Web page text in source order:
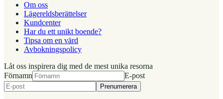
Om oss
Lägereldsberättelser
Kundcenter
Har du ett unikt boende?
Tipsa om en värd
Avbokningspolicy
Låt oss inspirera dig med de mest unika resorna
Förnamn
E-post
Prenumerera